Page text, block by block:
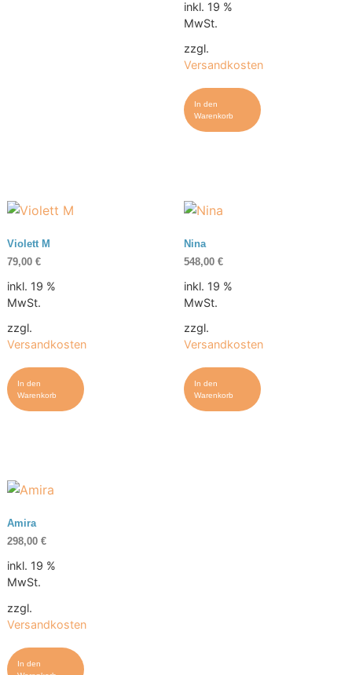
inkl. 19 %
MwSt.
zzgl.
Versandkosten
In den
Warenkorb
Violett M
79,00 €
inkl. 19 %
MwSt.
zzgl.
Versandkosten
In den
Warenkorb
Nina
548,00 €
inkl. 19 %
MwSt.
zzgl.
Versandkosten
In den
Warenkorb
Amira
298,00 €
inkl. 19 %
MwSt.
zzgl.
Versandkosten
In den